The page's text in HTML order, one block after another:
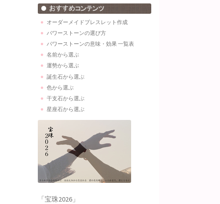
オーダーメイドブレスレット作成
パワーストーンの選び方
パワーストーンの意味・効果 一覧表
名前から選ぶ
運勢から選ぶ
誕生石から選ぶ
色から選ぶ
干支石から選ぶ
星座石から選ぶ
「宝珠2026」